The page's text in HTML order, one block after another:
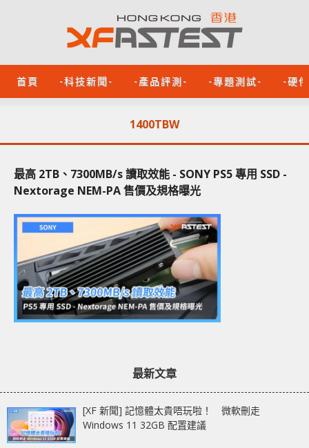
首頁 -科技新聞- -產品評測- -專題測試- -硬
1400TBW
最高 2TB、7300MB/s 讀取效能 - SONY PS5 專用 SSD -
Nextorage NEM-PA 售價及規格曝光
最新文章
[XF 新聞] 記憶體太貴唔玩啦！ 微軟刪走
Windows 11 32GB 配置建議